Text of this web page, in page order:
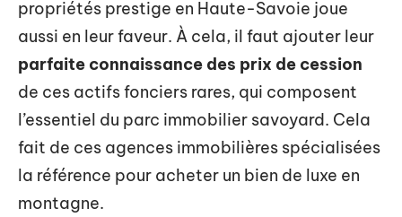
propriétés prestige en Haute-Savoie joue
aussi en leur faveur. À cela, il faut ajouter leur
parfaite connaissance des prix de cession
de ces actifs fonciers rares, qui composent
l’essentiel du parc immobilier savoyard. Cela
fait de ces agences immobilières spécialisées
la référence pour acheter un bien de luxe en
montagne.